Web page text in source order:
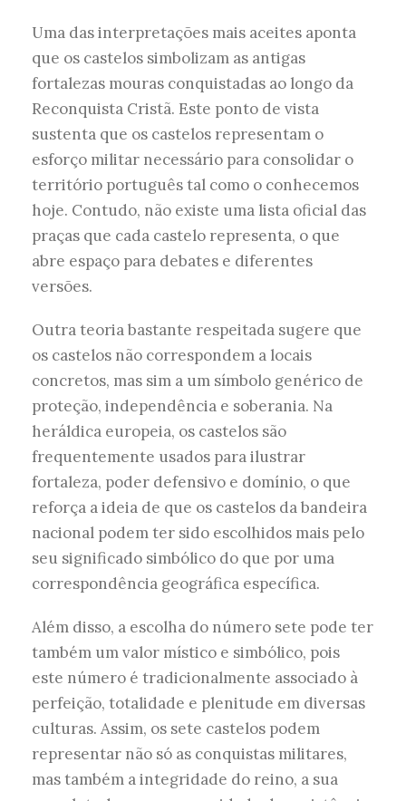
Uma das interpretações mais aceites aponta
que os castelos simbolizam as antigas
fortalezas mouras conquistadas ao longo da
Reconquista Cristã. Este ponto de vista
sustenta que os castelos representam o
esforço militar necessário para consolidar o
território português tal como o conhecemos
hoje. Contudo, não existe uma lista oficial das
praças que cada castelo representa, o que
abre espaço para debates e diferentes
versões.
Outra teoria bastante respeitada sugere que
os castelos não correspondem a locais
concretos, mas sim a um símbolo genérico de
proteção, independência e soberania. Na
heráldica europeia, os castelos são
frequentemente usados para ilustrar
fortaleza, poder defensivo e domínio, o que
reforça a ideia de que os castelos da bandeira
nacional podem ter sido escolhidos mais pelo
seu significado simbólico do que por uma
correspondência geográfica específica.
Além disso, a escolha do número sete pode ter
também um valor místico e simbólico, pois
este número é tradicionalmente associado à
perfeição, totalidade e plenitude em diversas
culturas. Assim, os sete castelos podem
representar não só as conquistas militares,
mas também a integridade do reino, a sua